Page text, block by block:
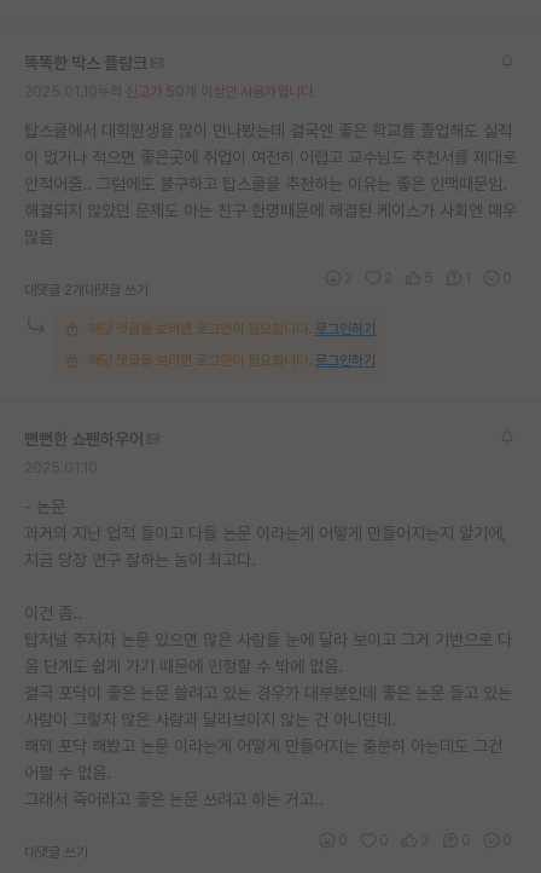
똑똑한 막스 플랑크
누적 신고가 50개 이상인 사용자입니다.
탑스쿨에서 대학원생을 많이 만나봤는데 결국엔 좋은 학교를 졸업해도 실적
이 없거나 적으면 좋은곳에 취업이 여전히 어렵고 교수님도 추천서를 제대로
안적어줌.. 그럼에도 불구하고 탑스쿨을 추천하는 이유는 좋은 인맥때문임.
해결되지 않았던 문제도 아는 친구 한명때문에 해결된 케이스가 사회엔 매우
많음
대댓글 2개 대댓글 쓰기
해당 댓글을 보려면 로그인이 필요합니다. 로그인하기
해당 댓글을 보려면 로그인이 필요합니다. 로그인하기
뻔뻔한 쇼펜하우어
- 논문
과거의 지난 업적 들이고 다들 논문 이라는게 어떻게 만들어지는지 알기에,
지금 당장 연구 잘하는 놈이 최고다.
이건 좀..
탑저널 주저자 논문 있으면 많은 사람들 눈에 달라 보이고 그거 기반으로 다
음 단계도 쉽게 가기 때문에 인정할 수 밖에 없음.
결국 포닥이 좋은 논문 쓸려고 있는 경우가 대부분인데 좋은 논문 들고 있는
사람이 그렇지 않은 사람과 달라보이지 않는 건 아니던데.
해외 포닥 해봤고 논문 이라는게 어떻게 만들어지는 충분히 아는데도 그건
어쩔 수 없음.
그래서 죽어라고 좋은 논문 쓰려고 하는 거고..
대댓글 쓰기